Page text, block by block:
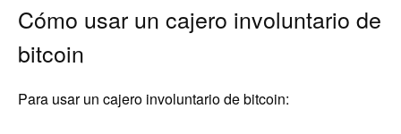
Cómo usar un cajero involuntario de
bitcoin
Para usar un cajero involuntario de bitcoin: